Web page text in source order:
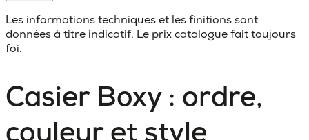
Les informations techniques et les finitions sont
données à titre indicatif. Le prix catalogue fait toujours
foi.
Casier Boxy : ordre,
couleur et style